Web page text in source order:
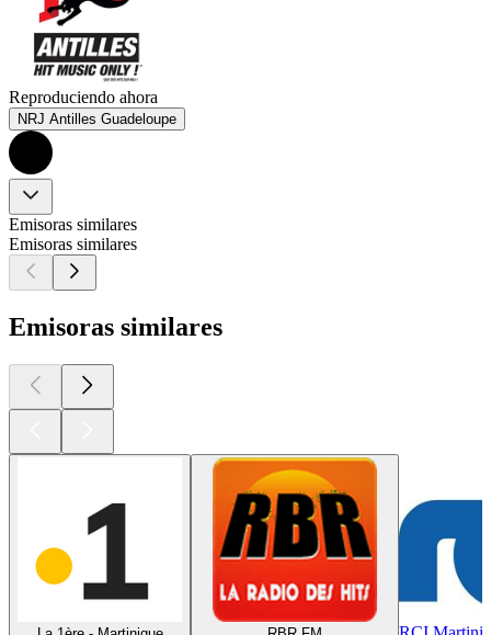
Reproduciendo ahora
NRJ Antilles Guadeloupe
Emisoras similares
Emisoras similares
Emisoras similares